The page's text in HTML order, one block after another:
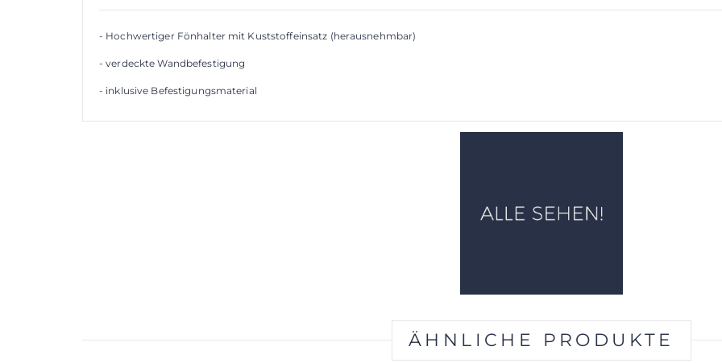
- Hochwertiger Fönhalter mit Kuststoffeinsatz (herausnehmbar)
- verdeckte Wandbefestigung
- inklusive Befestigungsmaterial
ÄHNLICHE PRODUKTE